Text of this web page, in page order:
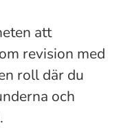
att
revision med
roll där du
och